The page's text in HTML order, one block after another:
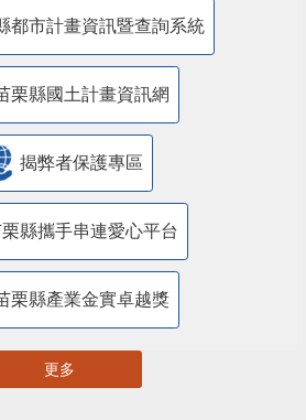
都市計畫資訊暨查詢系統
栗縣國土計畫資訊網
揭弊者保護專區
縣攜手串連愛心平台
栗縣產業金實卓越獎
更多